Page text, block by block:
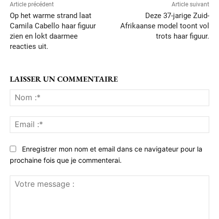
Article précédent
Op het warme strand laat
Camila Cabello haar figuur
zien en lokt daarmee
reacties uit.
Article suivant
Deze 37-jarige Zuid-
Afrikaanse model toont vol
trots haar figuur.
LAISSER UN COMMENTAIRE
:*
:*
Enregistrer mon nom et email dans ce navigateur pour la
prochaine fois que je commenterai.